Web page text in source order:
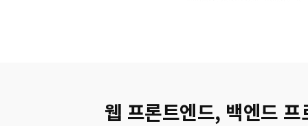
웹 프론트엔드, 백엔드